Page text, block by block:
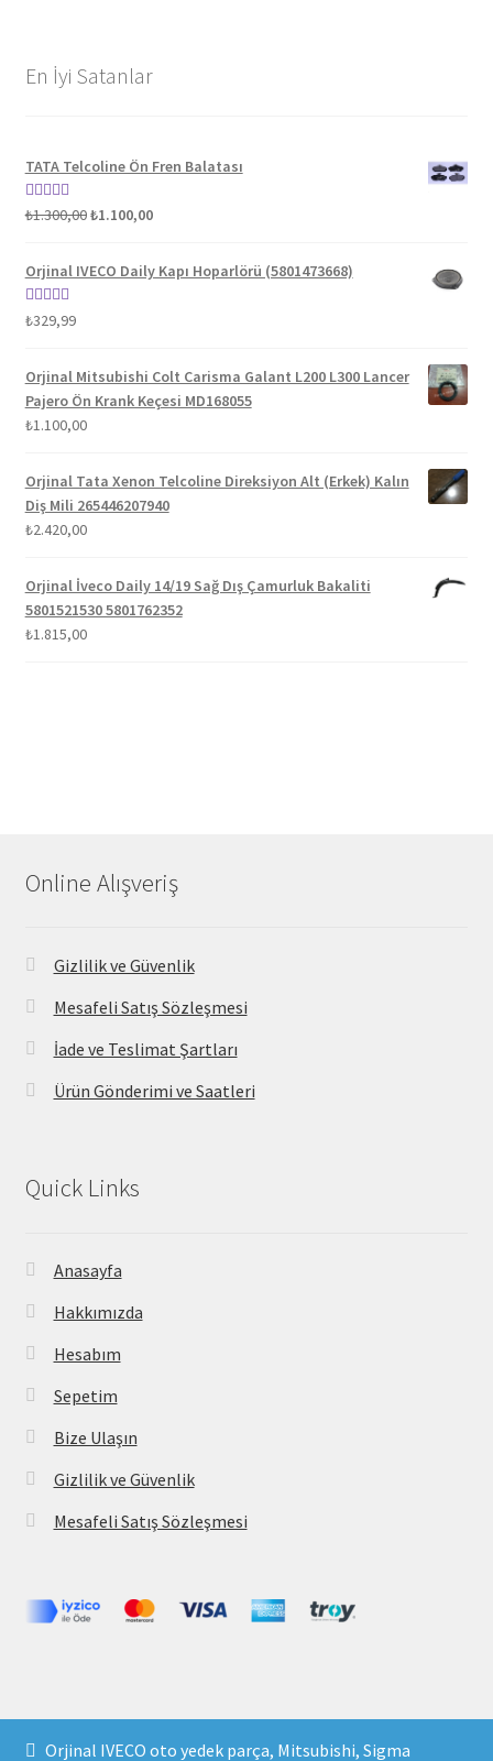
Orjinal IVECO oto yedek parça, Mitsubishi, Sigma
En İyi Satanlar
TATA Telcoline Ön Fren Balatası
5 üzerinden
₺1.300,00Orijinal
₺1.300,00.
₺1.100,00Şu
fiyat:
Orjinal IVECO Daily Kapı Hoparlörü (5801473668)
5 üzerinden
₺329,99
Orjinal Mitsubishi Colt Carisma Galant L200 L300 Lancer
Pajero Ön Krank Keçesi MD168055
₺1.100,00
Orjinal Tata Xenon Telcoline Direksiyon Alt (Erkek) Kalın
Diş Mili 265446207940
₺2.420,00
Orjinal İveco Daily 14/19 Sağ Dış Çamurluk Bakaliti
5801521530 5801762352
₺1.815,00
Online Alışveriş
Gizlilik ve Güvenlik
Mesafeli Satış Sözleşmesi
İade ve Teslimat Şartları
Ürün Gönderimi ve Saatleri
Quick Links
Anasayfa
Hakkımızda
Hesabım
Sepetim
Bize Ulaşın
Gizlilik ve Güvenlik
Mesafeli Satış Sözleşmesi
Copyright 2021 © parcavs.com Tüm hakları saklıdır. Kredi